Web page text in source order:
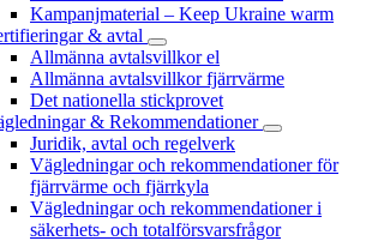
Kampanjmaterial – Keep Ukraine warm
& avtal
Allmänna avtalsvillkor el
Allmänna avtalsvillkor fjärrvärme
Det nationella stickprovet
& Rekommendationer
Juridik, avtal och regelverk
Vägledningar och rekommendationer för
fjärrvärme och fjärrkyla
Vägledningar och rekommendationer i
säkerhets- och totalförsvarsfrågor